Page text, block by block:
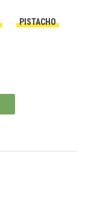
PISTACHO